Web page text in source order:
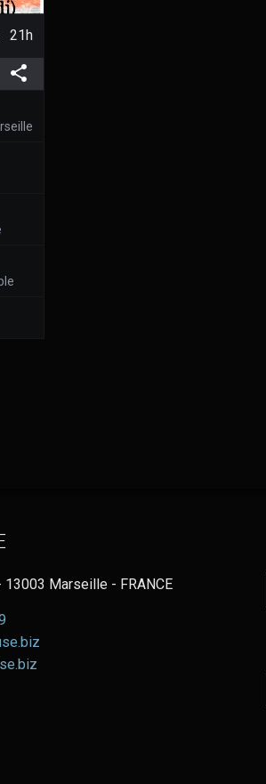
21h
de l'évènement)
Marseille - FRANCE